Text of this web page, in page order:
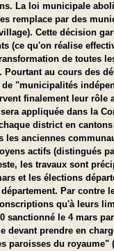
La loi municipale
remplace par des
Cette décision
(ce qu'on réalise
de toutes
au cours des
de "municipalités
finalement leur
appliquée dans la
district en
les anciennes
actifs (distingués
les travaux sont
et les élections
Par contre
qu'à leurs
sanctionné le 4 mars
devant prendre en
paroisses du royaume"